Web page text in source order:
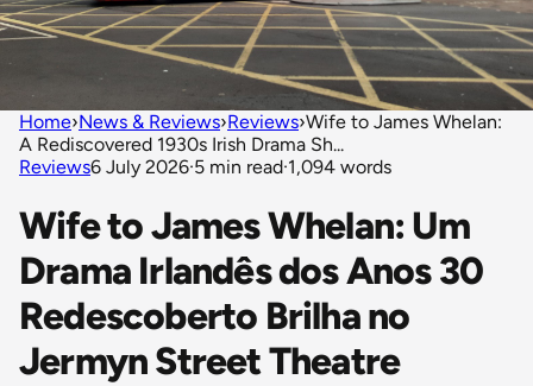
Home›News & Reviews›Reviews›Wife to James Whelan:
A Rediscovered 1930s Irish Drama Sh...
Reviews6 July 2026·5 min read·1,094 words
Wife to James Whelan: Um
Drama Irlandês dos Anos 30
Redescoberto Brilha no
Jermyn Street Theatre